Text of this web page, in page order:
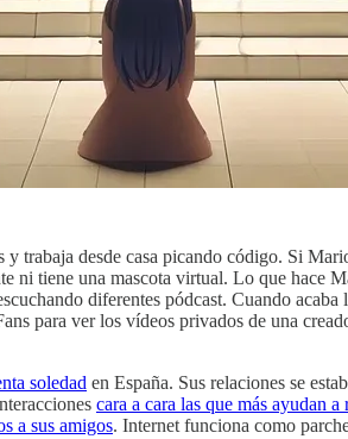
trabaja desde casa picando código. Si
tiene una mascota virtual. Lo que hace
diferentes pódcast. Cuando
para ver los vídeos privados de una
soledad en España. Sus relaciones se
cara a cara las que más ayudan
a sus amigos. Internet funciona como